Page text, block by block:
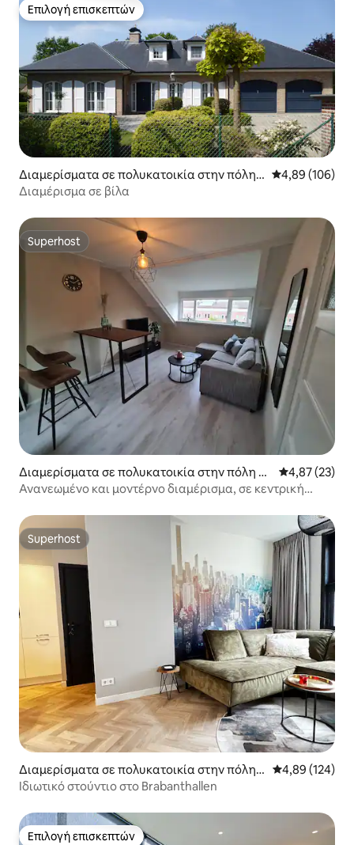
Επιλογή επισκεπτών
Επιλογή επισκεπτών
Διαμερίσματα σε πολυκατοικία στην πόλη
Kasterlee
Μέση
4,89 (106)
Διαμέρισμα σε βίλα
Superhost
Superhost
Διαμερίσματα σε πολυκατοικία στην πόλη Br
eda
Μέση
4,87 (23)
Ανανεωμένο και μοντέρνο διαμέρισμα, σε κεντρική
Superhost
Superhost
Διαμερίσματα σε πολυκατοικία στην πόλη 's
-Hertogenbosch
Μέση
4,89 (124)
Ιδιωτικό στούντιο στο Brabanthallen
Επιλογή επισκεπτών